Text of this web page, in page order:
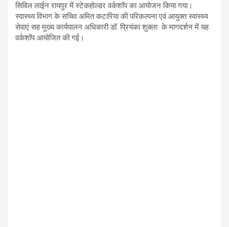
सिविल लाईन रायपुर में स्टेकहोल्डर वर्कशॉप का आयोजन किया गया।
स्वास्थ्य विभाग के सचिव अमित कटारिया की परिकल्पना एवं आयुक्त स्वास्थ्य
सेवाएं सह मुख्य कार्यपालन अधिकारी डॉ. प्रियंका शुक्ला के मागदर्शन में यह
वर्कशॉप आयोजित की गई।